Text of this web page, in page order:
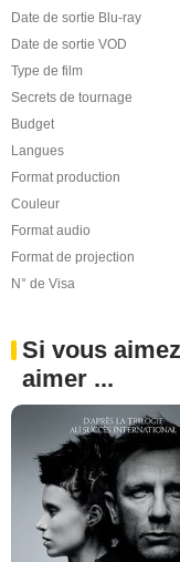
Date de sortie Blu-ray
Date de sortie VOD
Type de film
Secrets de tournage
Budget
Langues
Format production
Couleur
Format audio
Format de projection
N° de Visa
Si vous
aimer ...